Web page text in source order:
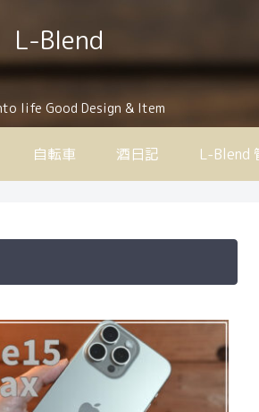
L-Blend
life Good Design & Item
自転車 酒日記 L-Blend